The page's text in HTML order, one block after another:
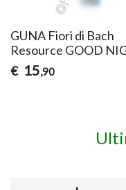
GUNA Fiori di Bach
Resource GOOD
€ 15,90